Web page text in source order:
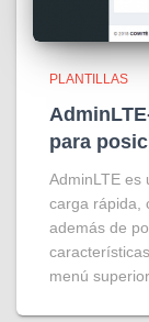
PLANTILLAS
para
AdminLTE es
carga rápida,
además de
menú